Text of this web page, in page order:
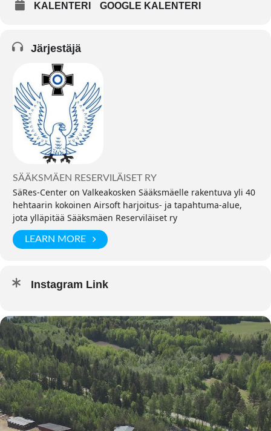
KALENTERI GOOGLE KALENTERI
Järjestäjä
SÄÄKSMÄEN RESERVILÄISET RY
SäRes-Center on Valkeakosken Sääksmäelle rakentuva yli 40
hehtaarin kokoinen Airsoft harjoitus- ja tapahtuma-alue,
jota ylläpitää Sääksmäen Reserviläiset ry
LEARN MORE
Instagram Link